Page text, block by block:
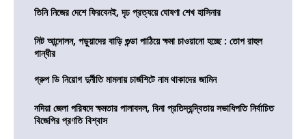
তিনি নিজের দেশে ফিরবেনই, দৃঢ প্রত্যয়ে ঘোষণা শেখ হাসিনার
নিট আন্দোলন, পড়ুয়াদের বাড়ি গুন্ডা পাঠিয়ে ক্ষমা চাওয়ানো হচ্ছে : তোপ রাহুল
গান্ধীর
গ্রুপ ডি নিয়োগ দুর্নীতি মামলায় চার্জশিটে নাম থাকাদের জামিন
নদিয়া জেলা পরিষদে ক্ষমতার পালাবদল, বিনা প্রতিদ্বন্দ্বিতায় সভাধিপতি নির্বাচিত
বিজেপির প্রণতি বিশ্বাস